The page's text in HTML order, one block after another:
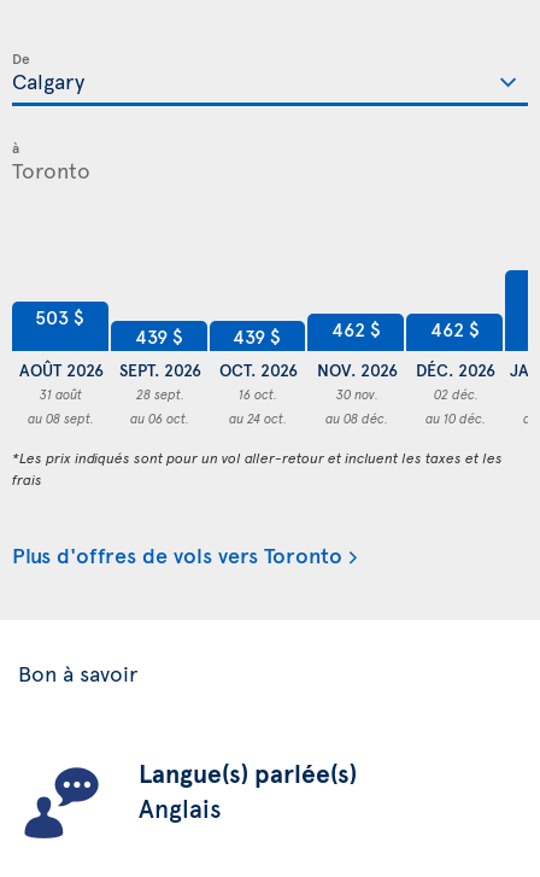
De
à
503 $
AOÛT 2026
31 août
au 08 sept.
439 $
SEPT. 2026
28 sept.
au 06 oct.
439 $
OCT. 2026
16 oct.
au 24 oct.
462 $
NOV. 2026
30 nov.
au 08 déc.
462 $
DÉC. 2026
02 déc.
au 10 déc.
*Les prix indiqués sont pour un vol aller-retour et incluent les taxes et les
frais
Plus d'offres de vols vers Toronto
Bon à savoir
Langue(s) parlée(s)
Anglais